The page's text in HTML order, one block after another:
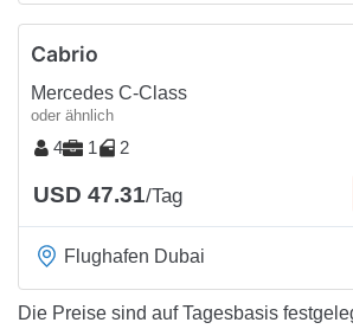
Cabrio
Mercedes C-Class
oder ähnlich
4 1 2
USD 47.31/Tag
Flughafen Dubai
Die Preise sind auf Tagesbasis